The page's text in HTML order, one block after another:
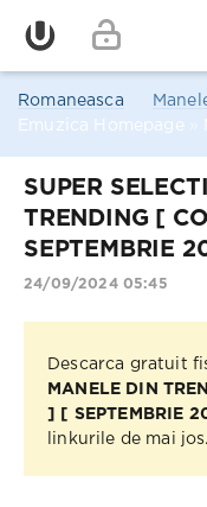
Romaneasca
Emuzica Homepage
SUPER
TRENDING [
SEPTEMBRIE
24/09/2024 05:45
Descarca gratuit
MANELE DIN
] [ SEPTEMBRIE
linkurile de mai